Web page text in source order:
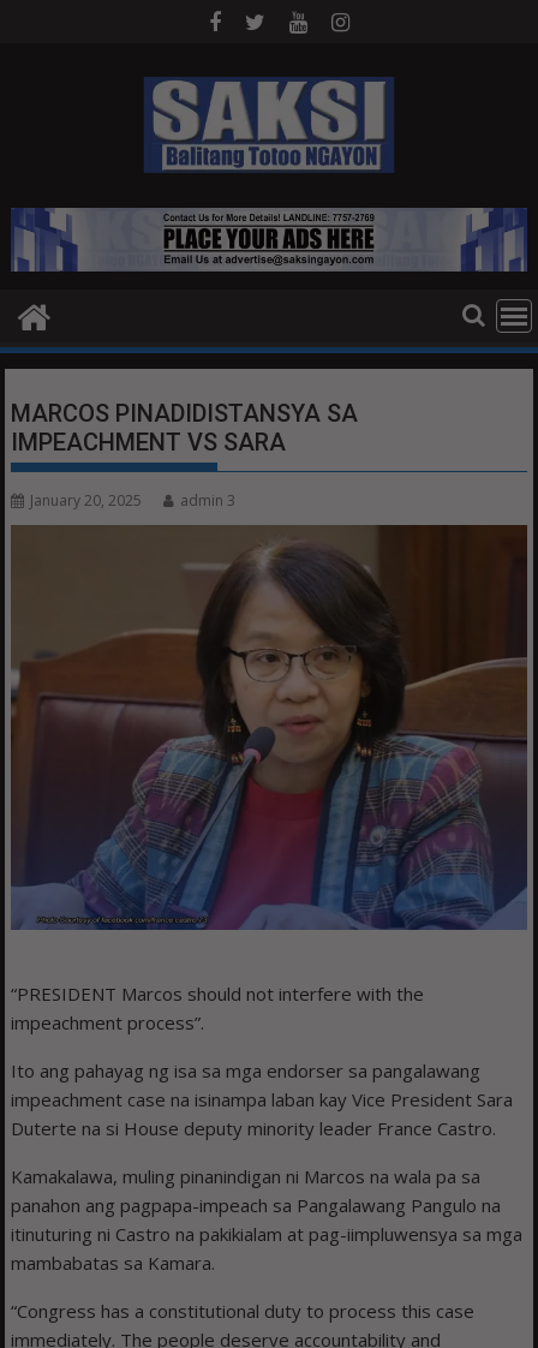
MARCOS PINADIDISTANSYA SA
IMPEACHMENT VS SARA
January 20, 2025 admin 3
“PRESIDENT Marcos should not interfere with the
impeachment process”.
Ito ang pahayag ng isa sa mga endorser sa pangalawang
impeachment case na isinampa laban kay Vice President Sara
Duterte na si House deputy minority leader France Castro.
Kamakalawa, muling pinanindigan ni Marcos na wala pa sa
panahon ang pagpapa-impeach sa Pangalawang Pangulo na
itinuturing ni Castro na pakikialam at pag-iimpluwensya sa mga
mambabatas sa Kamara.
“Congress has a constitutional duty to process this case
immediately. The people deserve accountability and